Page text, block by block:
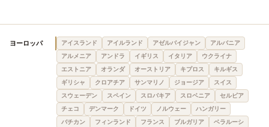
ヨーロッパ アイスランド アイルランド アゼルバイジャン
アルバニア
アルメニア
アンドラ イギリス イタリア
ウクライナ
エストニア
オランダ オーストリア キプロス
キルギス
ギリシャ
クロアチア サンマリノ ジョージア
スイス
スウェーデン
スペイン スロバキア スロベニア
セルビア
チェコ
デンマーク ドイツ ノルウェー
ハンガリー
バチカン
フィンランド フランス ブルガリア
ベラルーシ